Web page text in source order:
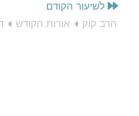
לשיעור הקודם
הרב קוק
אורות הקודש